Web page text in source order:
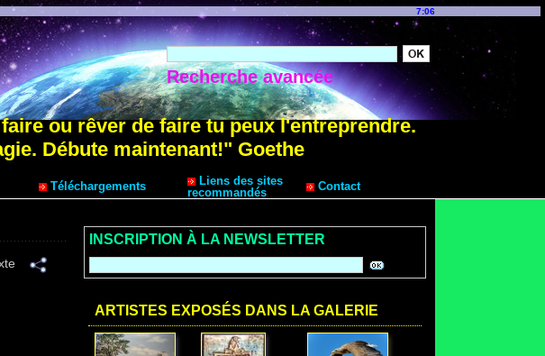
7:06
Recherche avancée
ou rêver de faire tu peux l'entreprendre.
Débute maintenant!" Goethe
Téléchargements
Liens des sites
recommandés
Contact
INSCRIPTION À LA NEWSLETTER
ARTISTES EXPOSÉS DANS LA GALERIE